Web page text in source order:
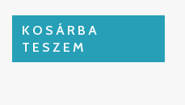
KOSÁRBA
TESZEM